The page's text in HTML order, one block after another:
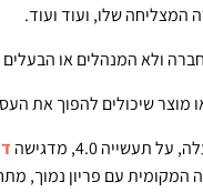
המצליחה שלו, ועוד ועוד.
ולא המנהלים או
מוצר שיכולים להפוך את
4.0, מדגישה
המקומית עם פריון נמוך,